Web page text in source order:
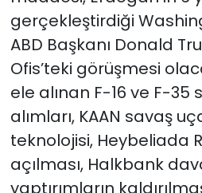
gerçekleştirdiği
ABD Başkanı Donald
Ofis’teki görüşmesi
ele alınan F-16 ve F-35
alımları, KAAN savaş
teknolojisi, Heybeliada
açılması, Halkbank
yaptırımların